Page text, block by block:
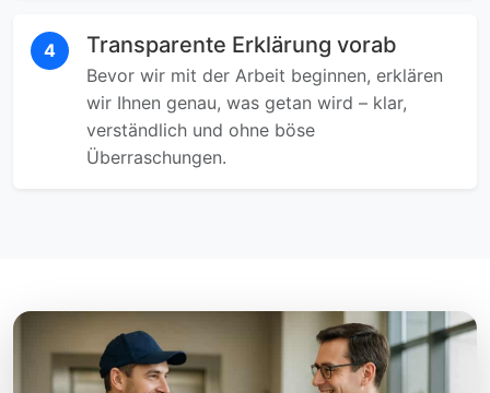
4 Transparente Erklärung vorab
Bevor wir mit der Arbeit beginnen, erklären
wir Ihnen genau, was getan wird – klar,
verständlich und ohne böse
Überraschungen.